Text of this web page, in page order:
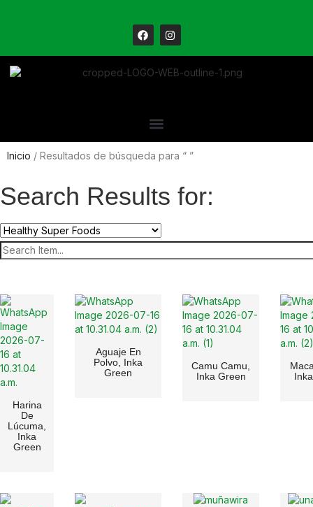
Inicio / Resultados de búsqueda para “ ”
Search Results for:
Harina
De
Lúcuma,
Inka
Green
Aguaje En
Polvo, Inka
Green
Camu Camu,
Inka Green